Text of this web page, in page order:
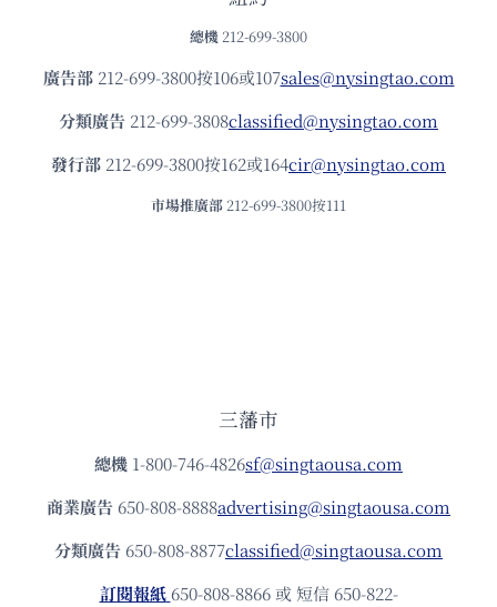
總機 212-699-3800
廣告部212-699-3800按106或107sales@nysingtao.com
分類廣告 212-699-3808classified@nysingtao.com
發⾏部 212-699-3800按162或164cir@nysingtao.com
市場推廣部 212-699-3800按111
三藩市
總機 1-800-746-4826sf@singtaousa.com
商業廣告 650-808-8888advertising@singtaousa.com
分類廣告 650-808-8877classified@singtaousa.com
訂閱報紙 650-808-8866 或 短信 650-822-